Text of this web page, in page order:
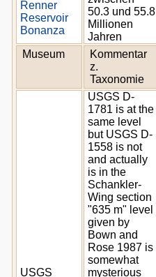
Renner
Reservoir
Bonanza
50.3 und 55.8
Millionen
Jahren
Museum
Kommentar
z.
Taxonomie
USGS
USGS D-
1781 is at the
same level
but USGS D-
1558 is not
and actually
is in the
Schankler-
Wing section
"635 m" level
given by
Bown and
Rose 1987 is
somewhat
mysterious